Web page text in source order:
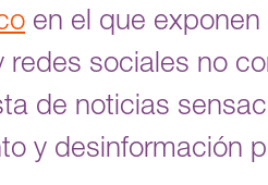
en el que
redes sociales no
de noticias
y desinformación